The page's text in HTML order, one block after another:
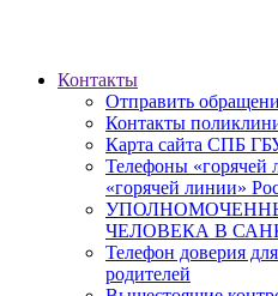
Контакты
Отправить
Контакты
Карта сайта СПБ
Телефоны «горячей
«горячей линии»
ЧЕЛОВЕКА В
Телефон доверия
родителей